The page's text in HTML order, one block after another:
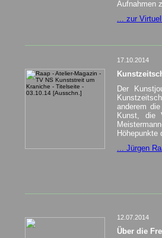
Aufnahmen
... zur
17.10.2014
Der
anderem
Kunst, die
Höhepunkte
... Jürgen
12.07.2014
Über die